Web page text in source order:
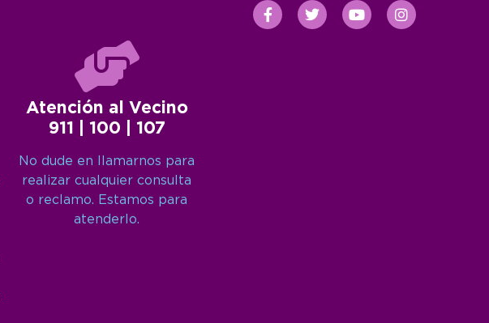
Atención al Vecino
911 | 100 | 107
No dude en llamarnos para
realizar cualquier consulta
o reclamo. Estamos para
atenderlo.